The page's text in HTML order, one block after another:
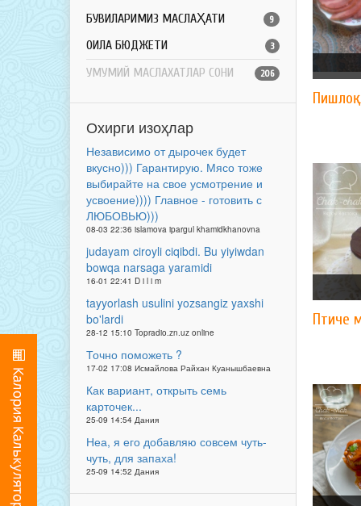
БУВИЛАРИМИЗ МАСЛАҲАТИ 9
ОИЛА БЮДЖЕТИ 3
УМУМИЙ МАСЛАХАТЛАР СОНИ 206
Охирги изоҳлар
Независимо от дырочек будет
вкусно))) Гарантирую. Мясо тоже
выбирайте на свое усмотрение и
усвоение)))) Главное - готовить с
ЛЮБОВЬЮ)))
08-03 22:36 islamova ipargul khamidkhanovna
judayam ciroyli ciqibdi. Bu yiyiwdan
bowqa narsaga yaramidi
16-01 22:41 D i l i m
tayyorlash usulini yozsangiz yaxshi
bo'lardi
28-12 15:10 Topradio.zn.uz online
Точно поможеть ?
17-02 17:08 Исмайлова Райхан Куанышбаевна
Как вариант, открыть семь
карточек...
25-09 14:54 Дания
Неа, я его добавляю совсем чуть-
чуть, для запаха!
25-09 14:52 Дания
Птиче